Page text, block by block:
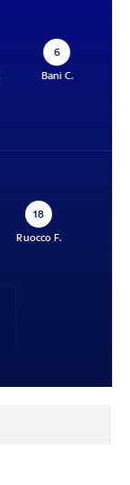
6
Bani C.
18
Ruocco F.